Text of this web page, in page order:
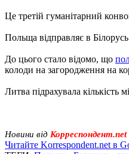
Це третій гуманітарний
Польща відправляє в
До цього стало відомо, що
колоди на загородження на
Литва підрахувала кількість
Новини від Корреспондент.net
Читайте Korrespondent.net в